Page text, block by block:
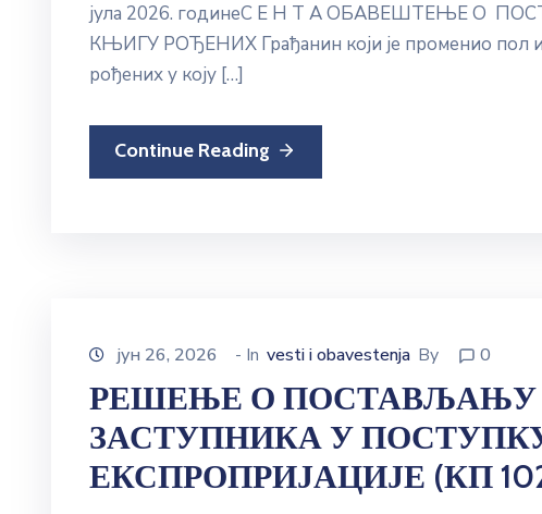
јула 2026. годинеС Е Н Т А ОБАВЕШТЕЊЕ О
КЊИГУ РОЂЕНИХ Грађанин који је променио пол
рођених у коју […]
Continue Reading
јун 26, 2026 - In vesti i obavestenja By 0
РЕШЕЊЕ О ПОСТАВЉАЊУ
ЗАСТУПНИКА У
ЕКСПРОПРИЈАЦИЈЕ (КП